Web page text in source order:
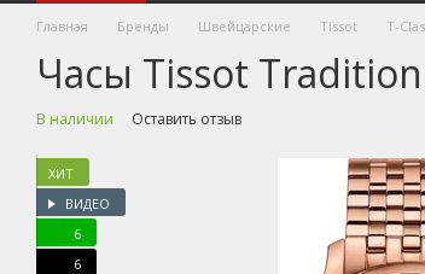
Главная Бренды Швейцарские Tissot T-
Часы Tissot
В наличии Оставить отзыв
ХИТ
ВИДЕО
6
6